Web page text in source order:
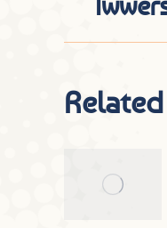
Beitrag: